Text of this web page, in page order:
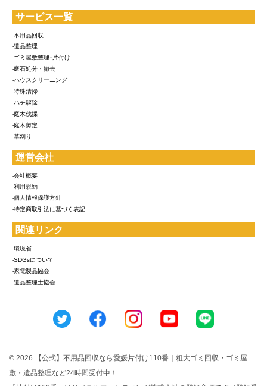
サービス一覧
-不用品回収
-遺品整理
-ゴミ屋敷整理･片付け
-庭石処分・撤去
-ハウスクリーニング
-特殊清掃
-ハチ駆除
-庭木伐採
-庭木剪定
-草刈り
運営会社
-会社概要
-利用規約
-個人情報保護方針
-特定商取引法に基づく表記
関連リンク
-環境省
-SDGsについて
-家電製品協会
-遺品整理士協会
© 2026 【公式】不用品回収なら愛媛片付け110番｜粗大ゴミ回収・ゴミ屋
敷・遺品整理など24時間受付中！